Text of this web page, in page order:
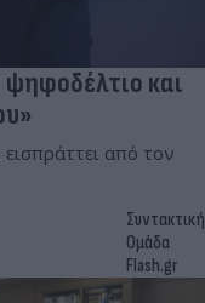
ψηφοδέλτιο και
από τον
Συντακτική
Ομάδα
Flash.gr